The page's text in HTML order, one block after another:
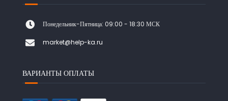
Понедельник-Пятница: 09:00 - 18:30 МСК
market@help-ka.ru
ВАРИАНТЫ ОПЛАТЫ